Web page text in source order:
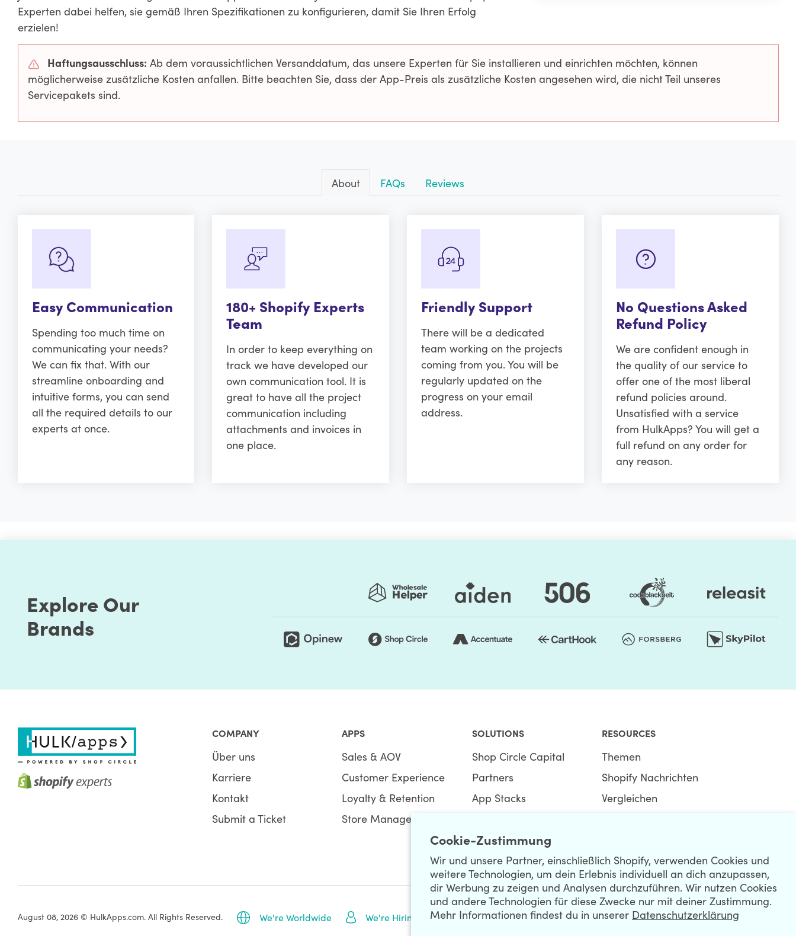
Cookie-Zustimmung
Wir und unsere Partner, einschließlich Shopify, verwenden Cookies und
weitere Technologien, um dein Erlebnis individuell an dich anzupassen,
dir Werbung zu zeigen und Analysen durchzuführen. Wir nutzen Cookies
und andere Technologien für diese Zwecke nur mit deiner Zustimmung.
Mehr Informationen findest du in unserer Datenschutzerklärung
Experten dabei helfen, sie gemäß Ihren Spezifikationen zu konfigurieren, damit Sie Ihren Erfolg
erzielen!
Haftungsausschluss: Ab dem voraussichtlichen Versanddatum, das unsere Experten für Sie installieren und einrichten möchten, können
möglicherweise zusätzliche Kosten anfallen. Bitte beachten Sie, dass der App-Preis als zusätzliche Kosten angesehen wird, die nicht Teil unseres
Servicepakets sind.
About FAQs Reviews
Easy Communication
Spending too much time on
communicating your needs?
We can fix that. With our
streamline onboarding and
intuitive forms, you can send
all the required details to our
experts at once.
180+ Shopify Experts
Team
In order to keep everything on
track we have developed our
own communication tool. It is
great to have all the project
communication including
attachments and invoices in
one place.
Friendly Support
There will be a dedicated
team working on the projects
coming from you. You will be
regularly updated on the
progress on your email
address.
No Questions Asked
Refund Policy
We are confident enough in
the quality of our service to
offer one of the most liberal
refund policies around.
Unsatisfied with a service
from HulkApps? You will get a
full refund on any order for
any reason.
Explore Our
Brands
COMPANY
Über uns
Karriere
Kontakt
Submit a Ticket
APPS
Sales & AOV
Customer Experience
Loyalty & Retention
Store Management
SOLUTIONS
Shop Circle Capital
Partners
App Stacks
RESOURCES
Themen
Shopify Nachrichten
Vergleichen
August 08, 2026 © HulkApps.com. All Rights Reserved. We're Worldwide We're Hiring NEWSLETTER